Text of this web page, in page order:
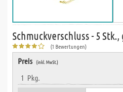
Schmuckverschluss - 5
(1 Bewertungen)
Preis (inkl. MwSt.)
1 Pkg.